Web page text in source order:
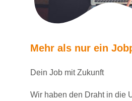
Mehr als nur ein
Dein Job mit Zukunft
Wir haben den Draht in die